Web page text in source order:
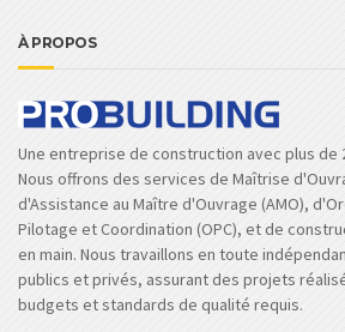
À PROPOS
Une entreprise de construction avec plus de
Nous offrons des services de Maîtrise
d'Assistance au Maître d'Ouvrage (AMO),
Pilotage et Coordination (OPC), et de
en main. Nous travaillons en toute
publics et privés, assurant des projets
budgets et standards de qualité requis.